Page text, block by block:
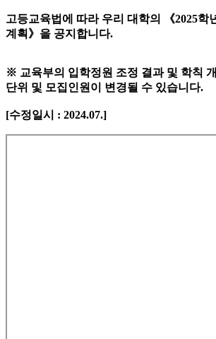
고등교육법에 따라 우리 대학의 《2025학
계획》을 공지합니다.
※ 교육부의 입학정원 조정 결과 및 학칙
단위 및 모집인원이 변경될 수 있습니다.
[수정일시 : 2024.07.]